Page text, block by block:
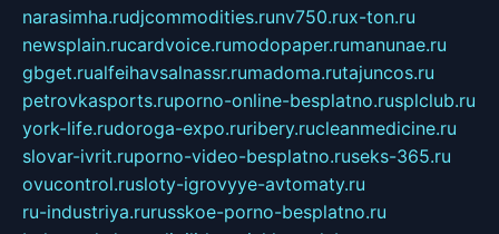
narasimha.rudjcommodities.runv750.rux-ton.ru
newsplain.rucardvoice.rumodopaper.rumanunae.ru
gbget.rualfeihavsalnassr.rumadoma.rutajuncos.ru
petrovkasports.ruporno-online-besplatno.rusplclub.ru
york-life.rudoroga-expo.ruribery.rucleanmedicine.ru
slovar-ivrit.ruporno-video-besplatno.ruseks-365.ru
ovucontrol.rusloty-igrovyye-avtomaty.ru
ru-industriya.rurusskoe-porno-besplatno.ru